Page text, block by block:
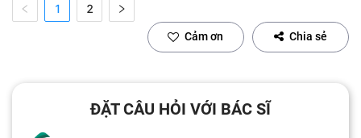
1 2
Cảm ơn Chia sẻ
ĐẶT CÂU HỎI VỚI BÁC SĨ